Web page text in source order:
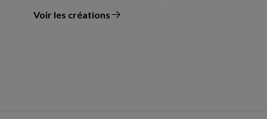
Voir les créations
du designer